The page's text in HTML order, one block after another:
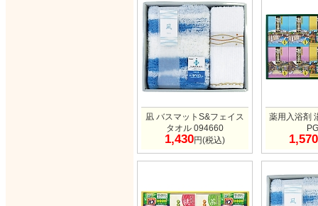
凪 バスマットS&フェイス
タオル 094660
1,430円(税込)
薬用入浴剤
1,570